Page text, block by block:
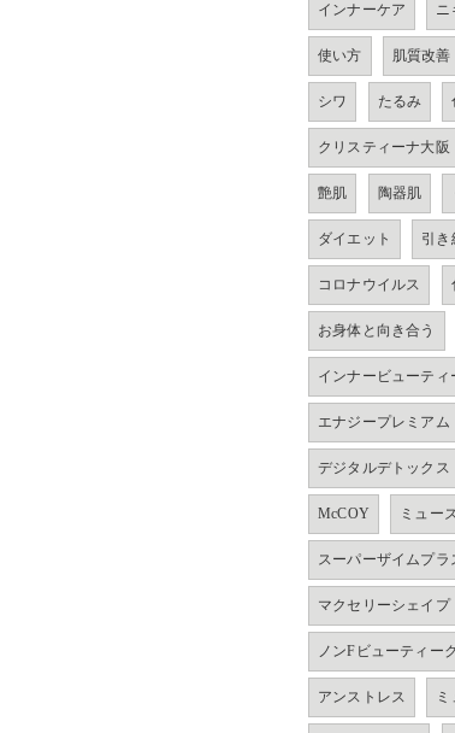
インナーケア ニ
使い方 肌質改善
シワ たるみ
クリスティーナ大阪
艶肌 陶器肌
ダイエット 引き
コロナウイルス
お身体と向き合う
インナービューティ
エナジープレミアム
デジタルデトックス
McCOY ミュー
スーパーザイムプラ
マクセリーシェイプ
ノンFビューティー
アンストレス